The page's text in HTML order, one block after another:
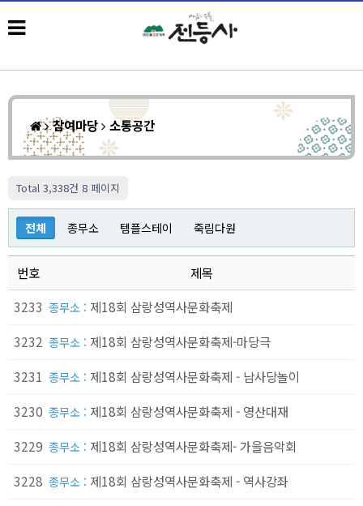
참여마당 소통공간
Total 3,338건 8 페이지
전체 종무소 템플스테이 죽림다원
번호
제목
3233 종무소 : 제18회 삼랑성역사문화축제
3232 종무소 : 제18회 삼랑성역사문화축제-마당극
3231 종무소 : 제18회 삼랑성역사문화축제 - 남사당놀이
3230 종무소 : 제18회 삼랑성역사문화축제 - 영산대재
3229 종무소 : 제18회 삼랑성역사문화축제- 가을음악회
3228 종무소 : 제18회 삼랑성역사문화축제 - 역사강좌